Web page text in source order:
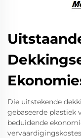
Die uitstekende
gebaseerde
beduidende